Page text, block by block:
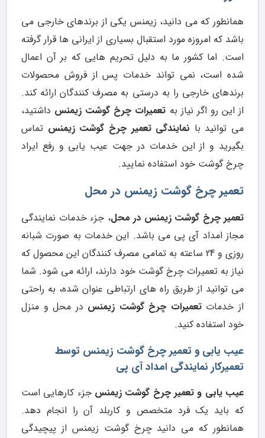
همانطور که می دانید، زیمنس یکی از برندهای خارجی می
باشد که امروزه مورد استقبال بسیاری از ایرانی ها قرار گرفته
است. اما کشور ما به دلیل تحریم هایی که بر آن اعمال
شده است، نمی تواند خدمات پس از فروش محصولات
برندهای خارجی را به درستی به مصرف کنندگان ارائه کند.
از این رو اگر نیاز به تعمیرات چرخ گوشت زیمنس داشتید،
می توانید با نمایندگی تعمیر چرخ گوشت زیمنس تماس
بگیرید و از این خدمات در جهت عیب یابی و رفع ایراد
چرخ گوشت خود استفاده نمایید.
تعمیر چرخ گوشت زیمنس در محل
تعمیر چرخ گوشت زیمنس در محل، جزء خدمات نمایندگی
مجاز امداد آی پی می باشد. این خدمات به صورت شبانه
روزی و 24 ساعته به تمامی مصرف کنندگان این محصول که
نیاز به تعمیرات چرخ گوشت خود دارند، ارائه می شود. شما
می توانید از طریق راه های ارتباطی عنوان شده، به راحتی
از خدماتتعمیرات چرخ گوشت زیمنس در محل و منزل
خود استفاده کنید.
عیب یابی و تعمیر چرخ گوشت زیمنس توسط
تعمیرکار نمایندگی امداد آی پی
عیب یابی و تعمیر چرخ گوشت زیمنس جزء کارهایی است
که باید یک فرد متخصص و کاربلد آن را انجام دهد.
همانطور که می دانید چرخ گوشت زیمنس از پیچیدگی